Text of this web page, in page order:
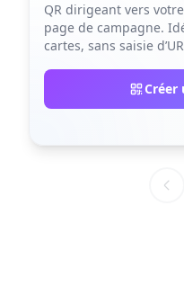
QR dirigeant vers
page de campagne.
cartes, sans saisie
Créer